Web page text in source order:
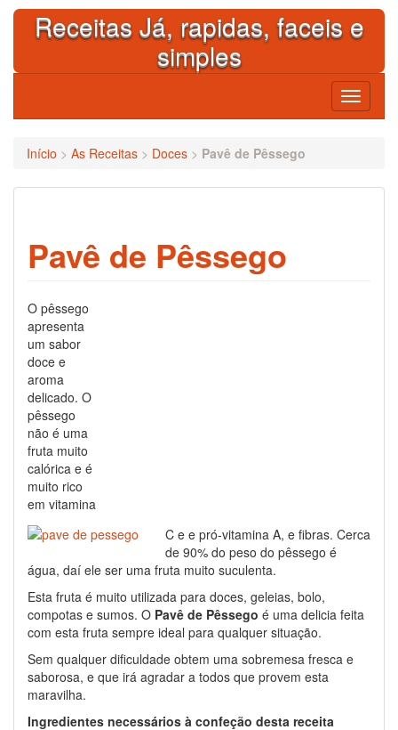
Skip
contentReceitas Já, rapidas, faceis e
simples
Toggle
Início > As Receitas > Doces > Pavê de Pêssego
Pavê de Pêssego
O pêssego
apresenta
um sabor
doce e
aroma
delicado. O
pêssego
não é uma
fruta muito
calórica e é
muito rico
em vitamina
C e e pró-vitamina A, e fibras. Cerca
de 90% do peso do pêssego é
água, daí ele ser uma fruta muito suculenta.
Esta fruta é muito utilizada para doces, geleias, bolo,
compotas e sumos. O Pavê de Pêssego é uma delicia feita
com esta fruta sempre ideal para qualquer situação.
Sem qualquer dificuldade obtem uma sobremesa fresca e
saborosa, e que irá agradar a todos que provem esta
maravilha.
Ingredientes necessários à confeção desta receita